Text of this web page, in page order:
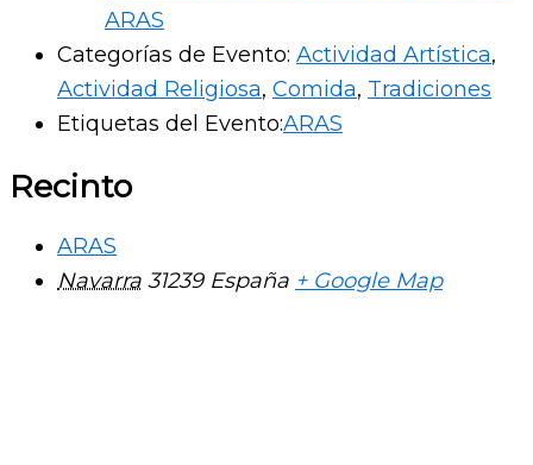
ARAS
Categorías de Evento: Actividad Artística,
Actividad Religiosa, Comida, Tradiciones
Etiquetas del Evento:ARAS
Recinto
ARAS
Navarra 31239 España + Google Map